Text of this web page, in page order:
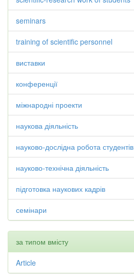
seminars
training of scientific personnel
виставки
конференції
міжнародні проекти
наукова діяльність
науково-дослідна робота студентів
науково-технічна діяльність
підготовка наукових кадрів
семінари
за типом вмісту
Article